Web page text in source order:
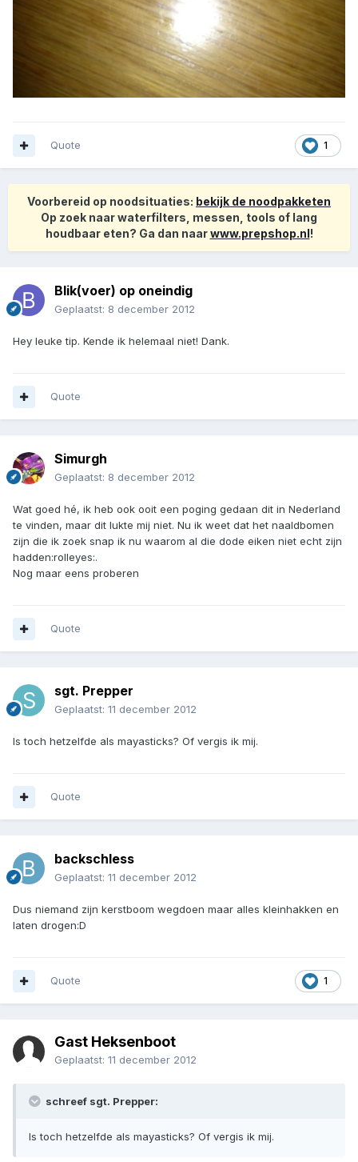
1
Quote
Voorbereid op noodsituaties: bekijk de noodpakketen
Op zoek naar waterfilters, messen, tools of lang
houdbaar eten? Ga dan naarwww.prepshop.nl!
Blik(voer) op oneindig
Geplaatst: 8 december 2012
Hey leuke tip. Kende ik helemaal niet! Dank.
Quote
Simurgh
Geplaatst: 8 december 2012
Wat goed hé, ik heb ook ooit een poging gedaan dit in Nederland
te vinden, maar dit lukte mij niet. Nu ik weet dat het naaldbomen
zijn die ik zoek snap ik nu waarom al die dode eiken niet echt zijn
hadden:rolleyes:.
Nog maar eens proberen
Quote
sgt. Prepper
Geplaatst: 11 december 2012
Is toch hetzelfde als mayasticks? Of vergis ik mij.
Quote
backschless
Geplaatst: 11 december 2012
Dus niemand zijn kerstboom wegdoen maar alles kleinhakken en
laten drogen:D
1
Quote
Gast Heksenboot
Geplaatst: 11 december 2012
schreef sgt. Prepper:
Is toch hetzelfde als mayasticks? Of vergis ik mij.